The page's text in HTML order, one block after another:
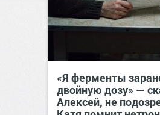
«Я ферменты
двойную дозу» —
Алексей, не